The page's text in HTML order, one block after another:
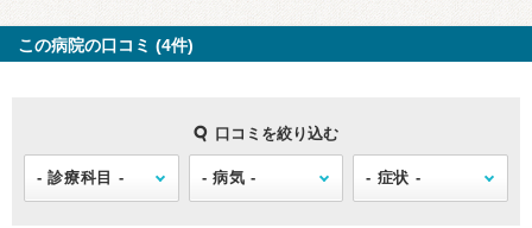
この病院の口コミ (4件)
口コミを絞り込む